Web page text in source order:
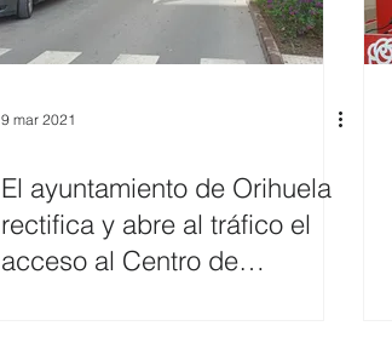
9 mar 2021
El ayuntamiento de Orihuela
rectifica y abre al tráfico el
acceso al Centro de